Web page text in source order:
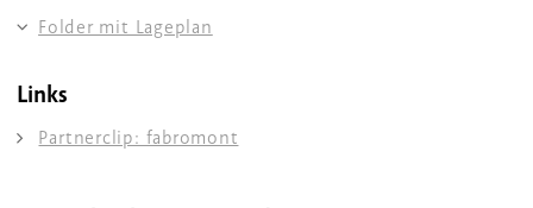
Folder mit Lageplan
Links
Partnerclip: fabromont